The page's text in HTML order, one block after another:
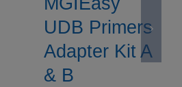
UDB Primers
Adapter Kit A
& B